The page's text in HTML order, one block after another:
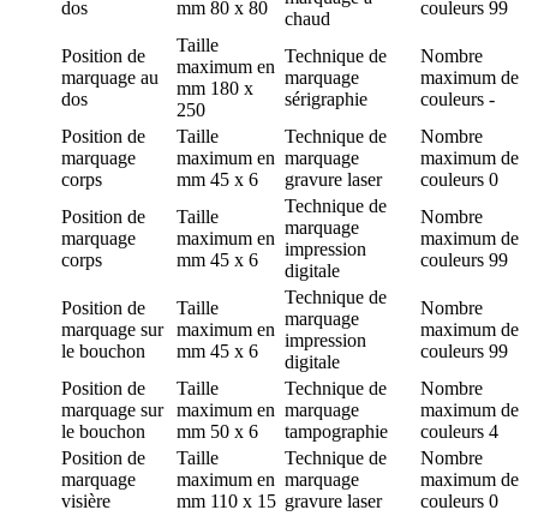
dos
mm 80 x 80
chaud
couleurs 99
Position de
marquage au
dos
Taille
maximum en
mm 180 x
250
Technique de
marquage
sérigraphie
Nombre
maximum de
couleurs -
Position de
marquage
corps
Taille
maximum en
mm 45 x 6
Technique de
marquage
gravure laser
Nombre
maximum de
couleurs 0
Position de
marquage
corps
Taille
maximum en
mm 45 x 6
Technique de
marquage
impression
digitale
Nombre
maximum de
couleurs 99
Position de
marquage sur
le bouchon
Taille
maximum en
mm 45 x 6
Technique de
marquage
impression
digitale
Nombre
maximum de
couleurs 99
Position de
marquage sur
le bouchon
Taille
maximum en
mm 50 x 6
Technique de
marquage
tampographie
Nombre
maximum de
couleurs 4
Position de
marquage
visière
Taille
maximum en
mm 110 x 15
Technique de
marquage
gravure laser
Nombre
maximum de
couleurs 0